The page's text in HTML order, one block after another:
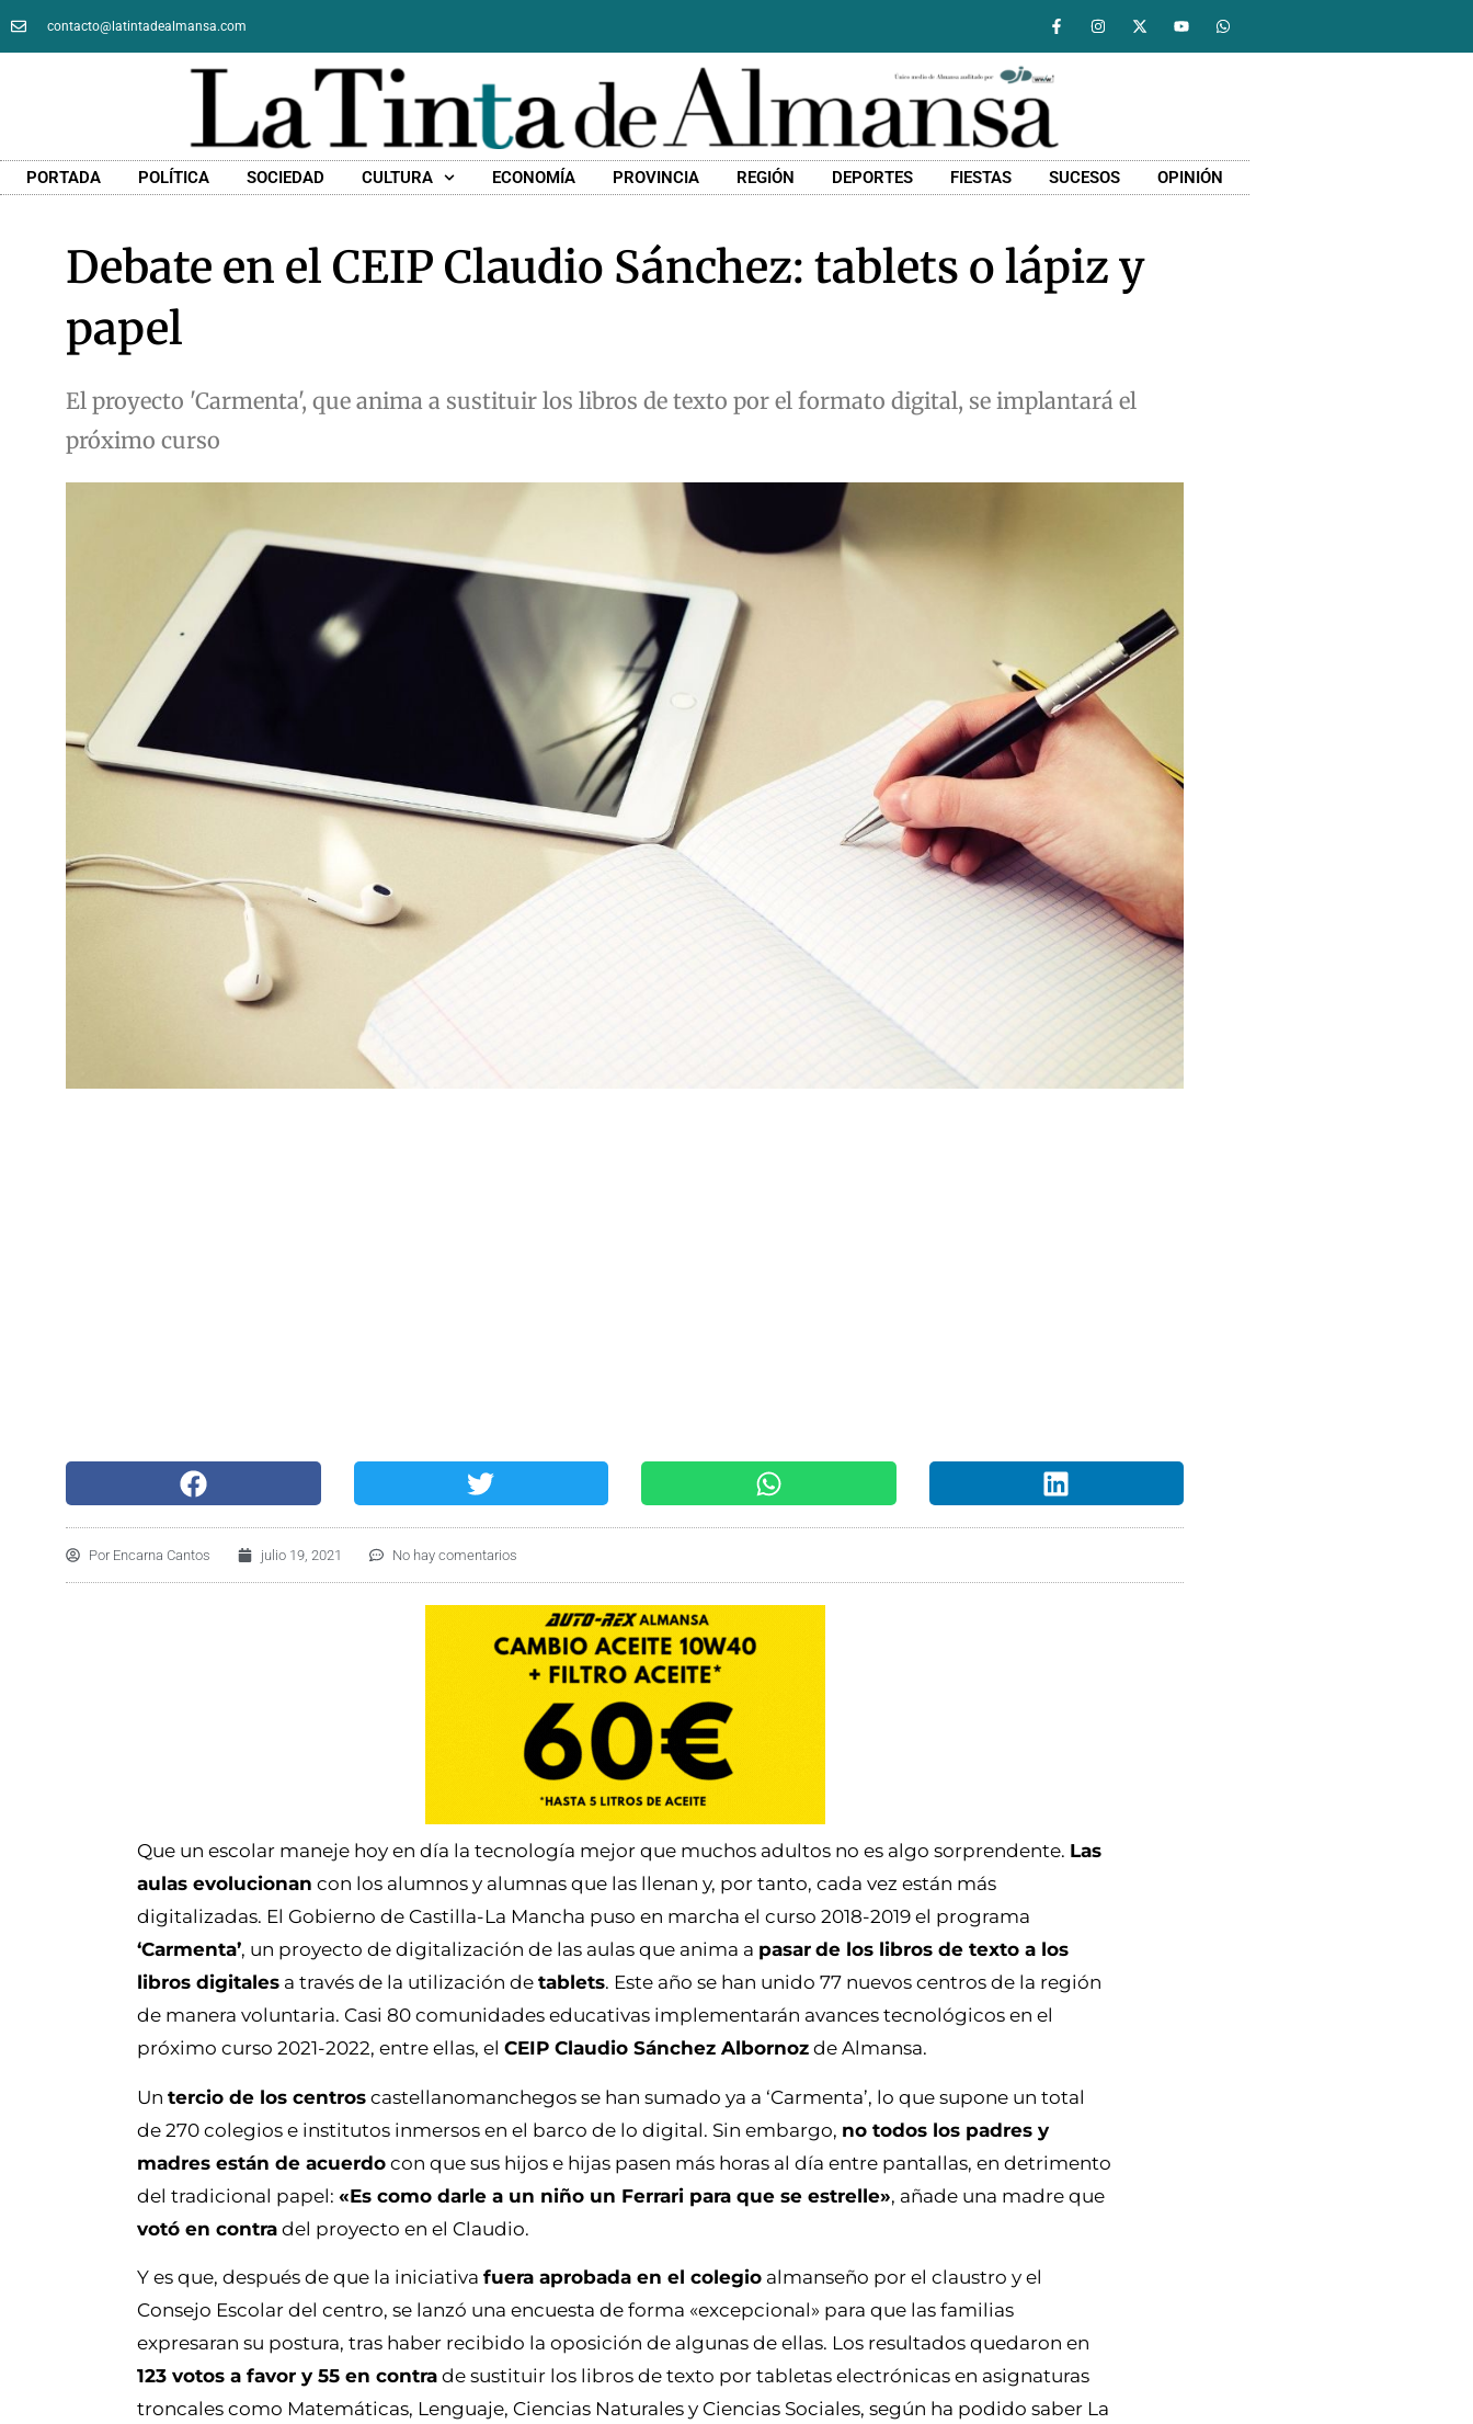
contacto@latintadealmansa.com
PORTADA POLÍTICA SOCIEDAD CULTURA ECONOMÍA PROVINCIA REGIÓN DEPORTES FIESTAS SUCESOS OPINIÓN
Debate en el CEIP Claudio Sánchez: tablets o lápiz y
papel
El proyecto 'Carmenta', que anima a sustituir los libros de texto por el formato digital, se implantará el
próximo curso
Por Encarna Cantos julio 19, 2021 No hay comentarios
Que un escolar maneje hoy en día la tecnología mejor que muchos adultos no es algo sorprendente. Las
aulas evolucionan con los alumnos y alumnas que las llenan y, por tanto, cada vez están más
digitalizadas. El Gobierno de Castilla-La Mancha puso en marcha el curso 2018-2019 el programa
‘Carmenta’, un proyecto de digitalización de las aulas que anima a pasar de los libros de texto a los
libros digitales a través de la utilización de tablets. Este año se han unido 77 nuevos centros de la región
de manera voluntaria. Casi 80 comunidades educativas implementarán avances tecnológicos en el
próximo curso 2021-2022, entre ellas, el CEIP Claudio Sánchez Albornoz de Almansa.
Un tercio de los centros castellanomanchegos se han sumado ya a ‘Carmenta’, lo que supone un total
de 270 colegios e institutos inmersos en el barco de lo digital. Sin embargo, no todos los padres y
madres están de acuerdo con que sus hijos e hijas pasen más horas al día entre pantallas, en detrimento
del tradicional papel: «Es como darle a un niño un Ferrari para que se estrelle», añade una madre que
votó en contra del proyecto en el Claudio.
Y es que, después de que la iniciativa fuera aprobada en el colegio almanseño por el claustro y el
Consejo Escolar del centro, se lanzó una encuesta de forma «excepcional» para que las familias
expresaran su postura, tras haber recibido la oposición de algunas de ellas. Los resultados quedaron en
123 votos a favor y 55 en contra de sustituir los libros de texto por tabletas electrónicas en asignaturas
troncales como Matemáticas, Lenguaje, Ciencias Naturales y Ciencias Sociales, según ha podido saber La